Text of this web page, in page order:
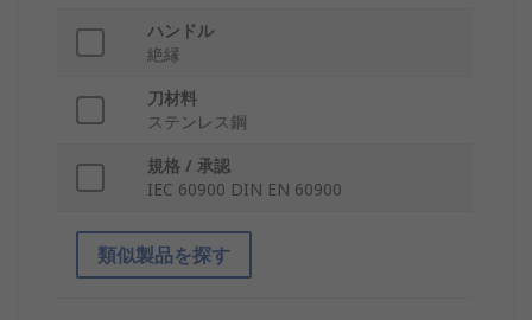
ハンドル
絶縁
刀材料
ステンレス鋼
規格 / 承認
IEC 60900 DIN EN 60900
類似製品を探す